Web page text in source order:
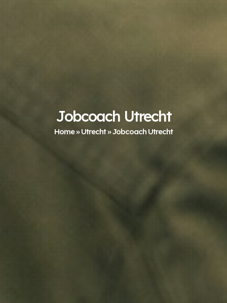
Jobcoach Utrecht
Home»Utrecht»Jobcoach Utrecht